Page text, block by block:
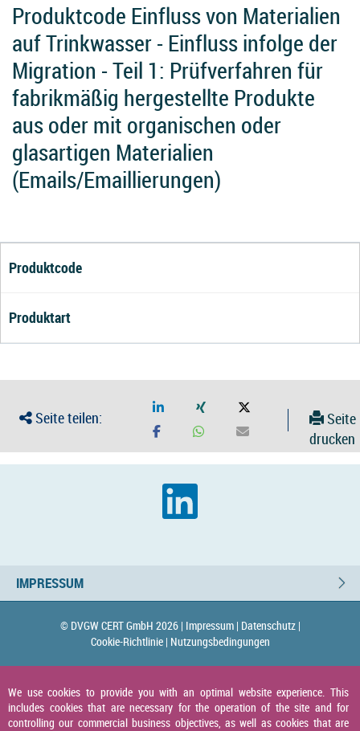
Produktcode Einfluss von Materialien
auf Trinkwasser - Einfluss infolge der
Migration - Teil 1: Prüfverfahren für
fabrikmäßig hergestellte Produkte
aus oder mit organischen oder
glasartigen Materialien
(Emails/Emaillierungen)
Produktcode
Produktart
Seite teilen:
Seite
drucken
IMPRESSUM
© DVGW CERT GmbH 2026 | Impressum | Datenschutz |
Cookie-Richtlinie | Nutzungsbedingungen
We use cookies to provide you with an optimal website experience. This
includes cookies that are necessary for the operation of the site and for
controlling our commercial business objectives, as well as cookies that are